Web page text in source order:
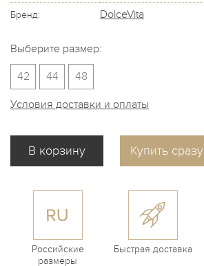
Бренд: DolceVita
Выберите размер:
42
44 48
Условия доставки и оплаты
Купить сразу
Российские
размеры
Быстрая доставка